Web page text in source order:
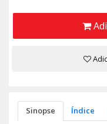
Sinopse Índice